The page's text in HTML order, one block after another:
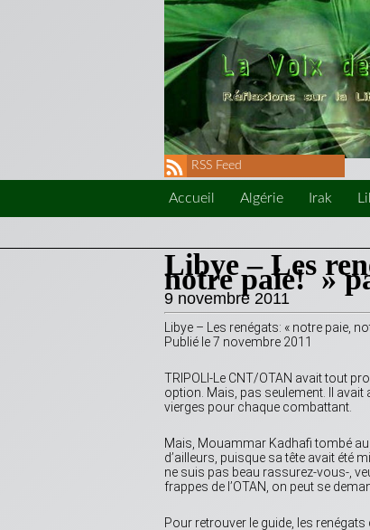
RSS Feed
Accueil Algérie Irak
Libye – Les
notre paie! »
9 novembre 2011
Libye – Les renégats: « notre paie,
Publié le 7 novembre 2011
TRIPOLI-Le CNT/OTAN avait tout
option. Mais, pas seulement. Il
vierges pour chaque combattant.
Mais, Mouammar Kadhafi tombé
d’ailleurs, puisque sa tête avait été
ne suis pas beau rassurez-vous-,
frappes de l’OTAN, on peut se
Pour retrouver le guide, les